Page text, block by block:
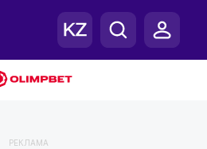
РЕКЛАМА